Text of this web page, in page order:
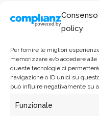
policy
Per fornire le migliori
memorizzare e/o accedere alle
queste tecnologie ci
navigazione o ID unici su
può influire negativamente su
Funzionale